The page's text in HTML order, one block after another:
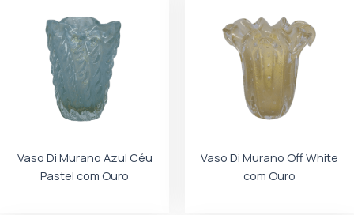
Vaso Di Murano Azul Céu
Pastel com Ouro
Vaso Di Murano Off White
com Ouro